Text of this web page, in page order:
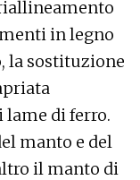
in legno
la sostituzione
lame di ferro.
manto e del
il manto di